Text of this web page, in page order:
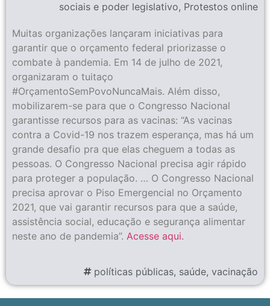
sociais e poder legislativo, Protestos online
Muitas organizações lançaram iniciativas para
garantir que o orçamento federal priorizasse o
combate à pandemia. Em 14 de julho de 2021,
organizaram o tuitaço
#OrçamentoSemPovoNuncaMais. Além disso,
mobilizarem-se para que o Congresso Nacional
garantisse recursos para as vacinas: “As vacinas
contra a Covid-19 nos trazem esperança, mas há um
grande desafio pra que elas cheguem a todas as
pessoas. O Congresso Nacional precisa agir rápido
para proteger a população. … O Congresso Nacional
precisa aprovar o Piso Emergencial no Orçamento
2021, que vai garantir recursos para que a saúde,
assistência social, educação e segurança alimentar
neste ano de pandemia”. Acesse aqui.
políticas públicas, saúde, vacinação